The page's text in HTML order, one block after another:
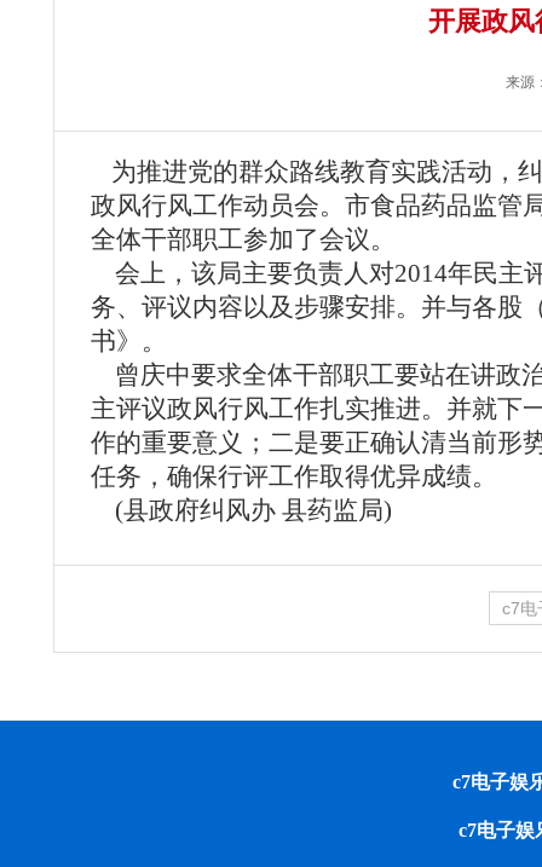
开展政
来源
为推进党的群众路线教育实践活动，
政风行风工作动员会。市食品药品监管
全体干部职工参加了会议。
会上，该局主要负责人对2014年民主
务、评议内容以及步骤安排。并与各股
书》。
曾庆中要求全体干部职工要站在讲政
主评议政风行风工作扎实推进。并就下
作的重要意义；二是要正确认清当前形
任务，确保行评工作取得优异成绩。
(县政府纠风办 县药监局)
c7电
c7电子娱
c7电子娱